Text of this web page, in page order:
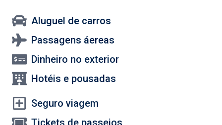
Aluguel de carros
Passagens áereas
Dinheiro no exterior
Hotéis e pousadas
Seguro viagem
Tickets de passeios